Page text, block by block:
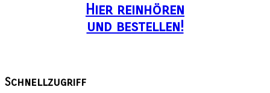
Hier reinhören
und bestellen!
Schnellzugriff